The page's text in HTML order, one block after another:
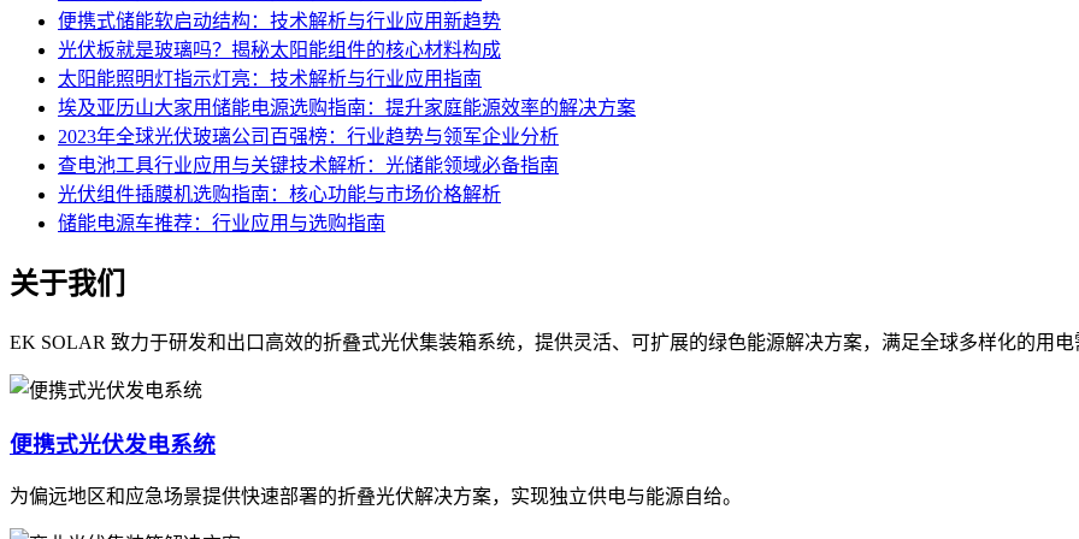
便携式储能软启动结构：技术解析与行业应用新趋势
光伏板就是玻璃吗？揭秘太阳能组件的核心材料构成
太阳能照明灯指示灯亮：技术解析与行业应用指南
埃及亚历山大家用储能电源选购指南：提升家庭能源效率的解决方案
2023年全球光伏玻璃公司百强榜：行业趋势与领军企业分析
查电池工具行业应用与关键技术解析：光储能领域必备指南
光伏组件插膜机选购指南：核心功能与市场价格解析
储能电源车推荐：行业应用与选购指南
关于我们
EK SOLAR 致力于研发和出口高效的折叠式光伏集装箱系统，提供灵活、可扩展的绿色能源解决方案，满足全球多样化的用电
便携式光伏发电系统
为偏远地区和应急场景提供快速部署的折叠光伏解决方案，实现独立供电与能源自给。